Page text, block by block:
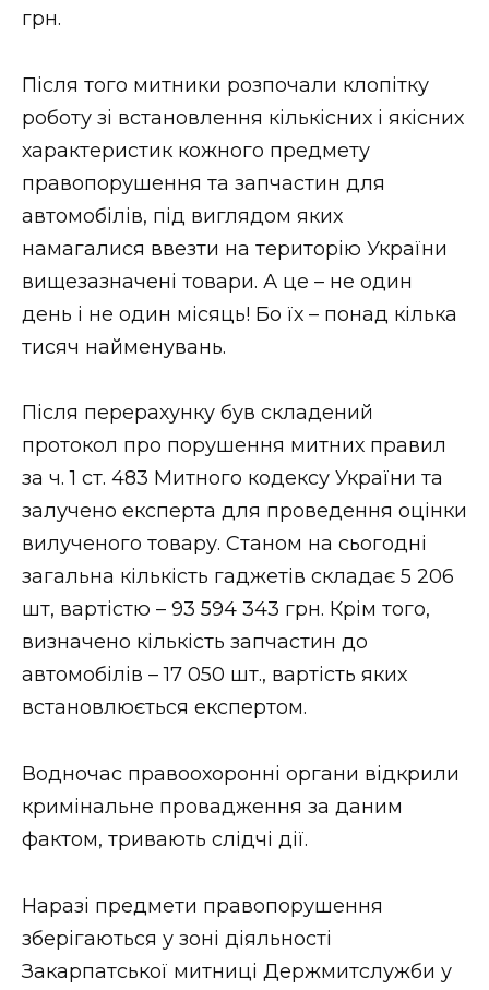
грн.
Після того митники розпочали клопітку
роботу зі встановлення кількісних і якісних
характеристик кожного предмету
правопорушення та запчастин для
автомобілів, під виглядом яких
намагалися ввезти на територію України
вищезазначені товари. А це – не один
день і не один місяць! Бо їх – понад кілька
тисяч найменувань.
Після перерахунку був складений
протокол про порушення митних правил
за ч. 1 ст. 483 Митного кодексу України та
залучено експерта для проведення оцінки
вилученого товару. Станом на сьогодні
загальна кількість гаджетів складає 5 206
шт, вартістю – 93 594 343 грн. Крім того,
визначено кількість запчастин до
автомобілів – 17 050 шт., вартість яких
встановлюється експертом.
Водночас правоохоронні органи відкрили
кримінальне провадження за даним
фактом, тривають слідчі дії.
Наразі предмети правопорушення
зберігаються у зоні діяльності
Закарпатської митниці Держмитслужби у